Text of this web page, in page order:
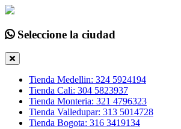
Seleccione la ciudad
Tienda Medellin: 324 5924194
Tienda Cali: 304 5823937
Tienda Monteria: 321 4796323
Tienda Valledupar: 313 5014728
Tienda Bogota: 316 3419134